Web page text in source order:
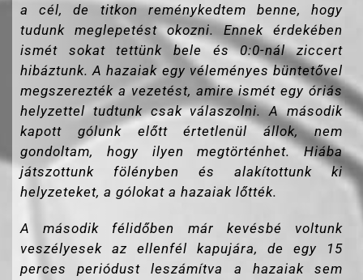
a cél, de titkon reménykedtem benne, hogy
tudunk meglepetést okozni. Ennek érdekében
ismét sokat tettünk bele és 0:0-nál ziccert
hibáztunk. A hazaiak egy véleményes büntetővel
megszerezték a vezetést, amire ismét egy óriás
helyzettel tudtunk csak válaszolni. A második
kapott gólunk előtt értetlenül állok, nem
gondoltam, hogy ilyen megtörténhet. Hiába
játszottunk fölényben és alakítottunk ki
helyzeteket, a gólokat a hazaiak lőtték.
A második félidőben már kevésbé voltunk
veszélyesek az ellenfél kapujára, de egy 15
perces periódust leszámítva a hazaiak sem